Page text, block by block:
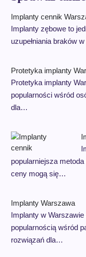
Implanty cennik
Implanty zębowe to
uzupełniania braków
Protetyka implanty
Protetyka implanty
popularności wśród
dla…
popularniejsza
ceny mogą się…
Implanty Warszawa
Implanty w
popularnością wśród
rozwiązań dla…